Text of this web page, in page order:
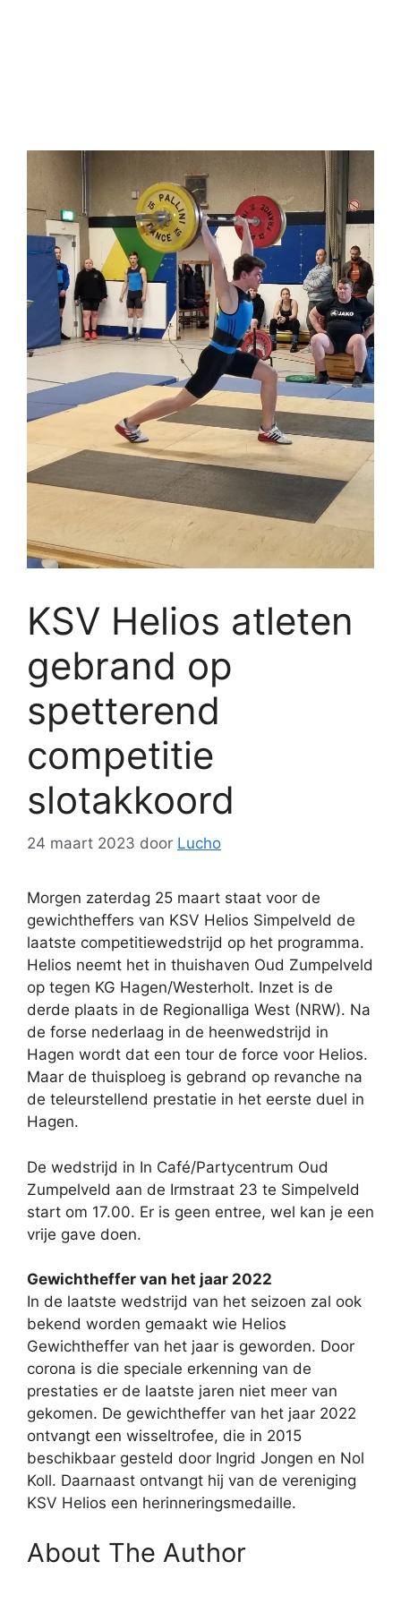
KSV Helios atleten
gebrand op
spetterend
competitie
slotakkoord
24 maart 2023 door Lucho
Morgen zaterdag 25 maart staat voor de
gewichtheffers van KSV Helios Simpelveld de
laatste competitiewedstrijd op het programma.
Helios neemt het in thuishaven Oud Zumpelveld
op tegen KG Hagen/Westerholt. Inzet is de
derde plaats in de Regionalliga West (NRW). Na
de forse nederlaag in de heenwedstrijd in
Hagen wordt dat een tour de force voor Helios.
Maar de thuisploeg is gebrand op revanche na
de teleurstellend prestatie in het eerste duel in
Hagen.
De wedstrijd in In Café/Partycentrum Oud
Zumpelveld aan de Irmstraat 23 te Simpelveld
start om 17.00. Er is geen entree, wel kan je een
vrije gave doen.
Gewichtheffer van het jaar 2022
In de laatste wedstrijd van het seizoen zal ook
bekend worden gemaakt wie Helios
Gewichtheffer van het jaar is geworden. Door
corona is die speciale erkenning van de
prestaties er de laatste jaren niet meer van
gekomen. De gewichtheffer van het jaar 2022
ontvangt een wisseltrofee, die in 2015
beschikbaar gesteld door Ingrid Jongen en Nol
Koll. Daarnaast ontvangt hij van de vereniging
KSV Helios een herinneringsmedaille.
About The Author